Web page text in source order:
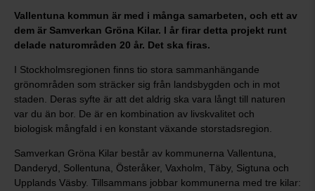
Vallentuna kommun är med i många samarbeten, och ett av
dem är Samverkan Gröna Kilar. I år firar detta projekt runt
delade naturområden 20 år. Det ska firas.
I Stockholmsregionen finns tio stora sammanhängande
grönområden som sträcker sig från landsbygden och in mot
staden. Deras syfte är att det aldrig ska vara långt till naturen
var du än bor. De är en kombination av livskvalitet och
biologisk mångfald i en konstant växande storstadsregion.
Samverkan Gröna Kilar består av kommunerna Vallentuna,
Danderyd, Sollentuna, Österåker, Vaxholm, Täby, Sigtuna och
Upplands Väsby. Tillsammans jobbar kommunerna med tre kilar: